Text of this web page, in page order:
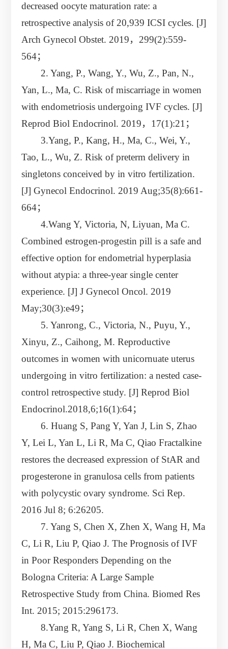
decreased oocyte maturation rate: a
retrospective analysis of 20,939 ICSI cycles. [J]
Arch Gynecol Obstet. 2019，299(2):559-
564；
2. Yang, P., Wang, Y., Wu, Z., Pan, N.,
Yan, L., Ma, C. Risk of miscarriage in women
with endometriosis undergoing IVF cycles. [J]
Reprod Biol Endocrinol. 2019，17(1):21；
3.Yang, P., Kang, H., Ma, C., Wei, Y.,
Tao, L., Wu, Z. Risk of preterm delivery in
singletons conceived by in vitro fertilization.
[J] Gynecol Endocrinol. 2019 Aug;35(8):661-
664；
4.Wang Y, Victoria, N, Liyuan, Ma C.
Combined estrogen-progestin pill is a safe and
effective option for endometrial hyperplasia
without atypia: a three-year single center
experience. [J] J Gynecol Oncol. 2019
May;30(3):e49；
5. Yanrong, C., Victoria, N., Puyu, Y.,
Xinyu, Z., Caihong, M. Reproductive
outcomes in women with unicornuate uterus
undergoing in vitro fertilization: a nested case-
control retrospective study. [J] Reprod Biol
Endocrinol.2018,6;16(1):64；
6. Huang S, Pang Y, Yan J, Lin S, Zhao
Y, Lei L, Yan L, Li R, Ma C, Qiao Fractalkine
restores the decreased expression of StAR and
progesterone in granulosa cells from patients
with polycystic ovary syndrome. Sci Rep.
2016 Jul 8; 6:26205.
7. Yang S, Chen X, Zhen X, Wang H, Ma
C, Li R, Liu P, Qiao J. The Prognosis of IVF
in Poor Responders Depending on the
Bologna Criteria: A Large Sample
Retrospective Study from China. Biomed Res
Int. 2015; 2015:296173.
8.Yang R, Yang S, Li R, Chen X, Wang
H, Ma C, Liu P, Qiao J. Biochemical